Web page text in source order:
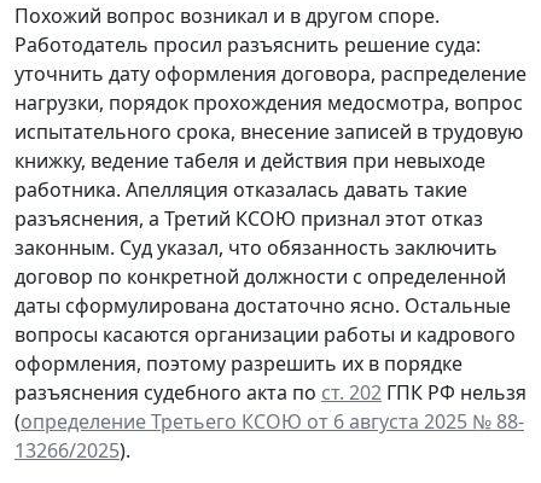
Похожий вопрос возникал и в другом споре.
Работодатель просил разъяснить решение суда:
уточнить дату оформления договора, распределение
нагрузки, порядок прохождения медосмотра, вопрос
испытательного срока, внесение записей в трудовую
книжку, ведение табеля и действия при невыходе
работника. Апелляция отказалась давать такие
разъяснения, а Третий КСОЮ признал этот отказ
законным. Суд указал, что обязанность заключить
договор по конкретной должности с определенной
даты сформулирована достаточно ясно. Остальные
вопросы касаются организации работы и кадрового
оформления, поэтому разрешить их в порядке
разъяснения судебного акта по ст. 202 ГПК РФ нельзя
(определение Третьего КСОЮ от 6 августа 2025 № 88-
13266/2025).